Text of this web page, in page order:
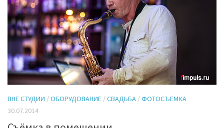
ВНЕ СТУДИИ /ОБОРУДОВАНИЕ /СВАДЬБА /ФОТОСЪЕМКА
30.07.2014